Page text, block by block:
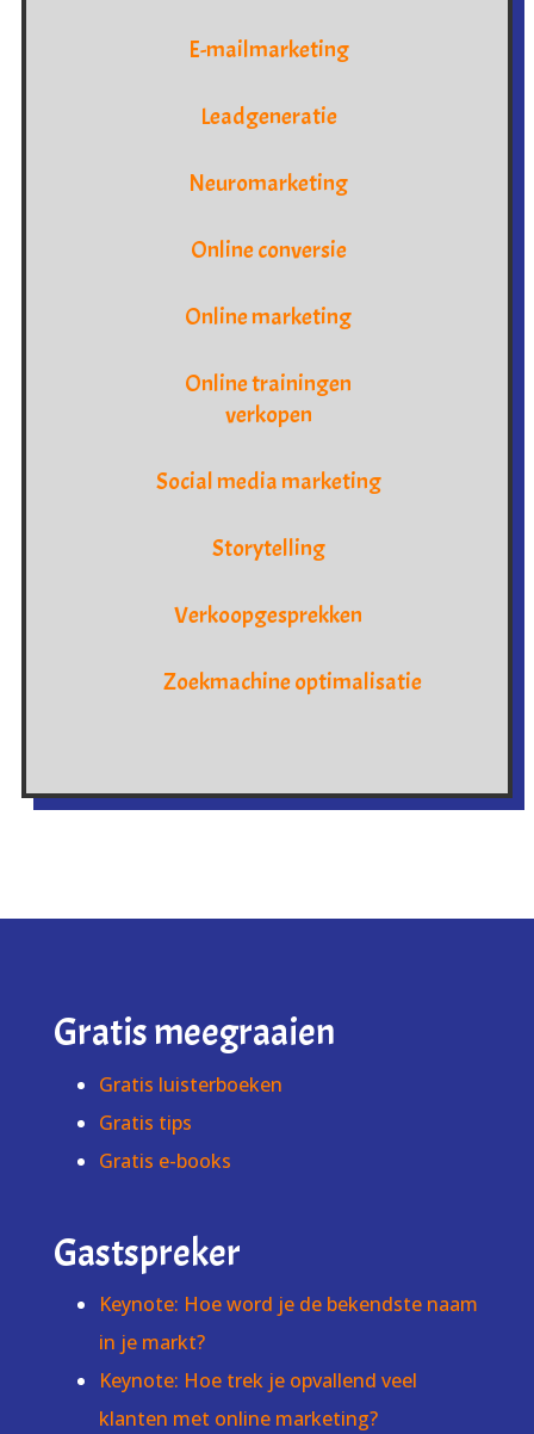
E-mailmarketing
Leadgeneratie
Neuromarketing
Online conversie
Online marketing
Online trainingen
verkopen
Social media marketing
Storytelling
Verkoopgesprekken
Zoekmachine optimalisatie
Gratis meegraaien
Gratis luisterboeken
Gratis tips
Gratis e-books
Gastspreker
Keynote: Hoe word je de bekendste naam
in je markt?
Keynote: Hoe trek je opvallend veel
klanten met online marketing?